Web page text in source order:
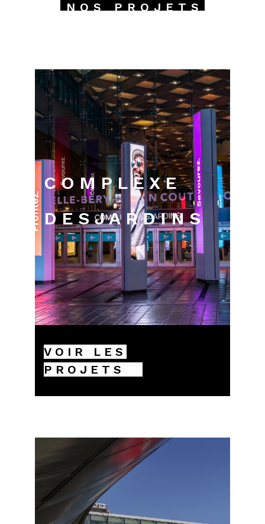
NOS PROJETS
COMPLEXE
DESJARDINS
VOIR LES
PROJETS